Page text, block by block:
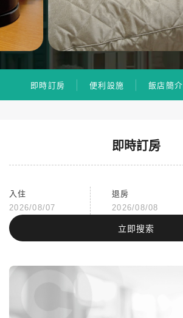
即時訂房 便利設施 飯店簡介
即時訂房
入住
2026/08/07
退房
2026/08/08
立即搜索